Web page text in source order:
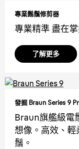
專業鬍鬚修剪器
專業精準 盡在
了解更多
發掘 Braun Series 9
Braun旗艦級電
想像。高效、輕
鬚。